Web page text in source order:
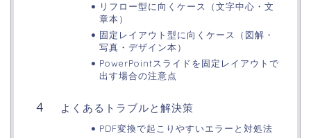
リフロー型に向くケース（文字中心・文
章本）
固定レイアウト型に向くケース（図解・
写真・デザイン本）
PowerPointスライドを固定レイアウトで
出す場合の注意点
よくあるトラブルと解決策
PDF変換で起こりやすいエラーと対処法